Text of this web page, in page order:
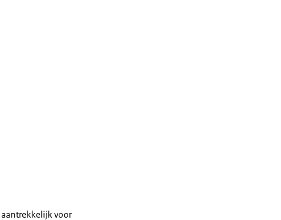
aantrekkelijk voor